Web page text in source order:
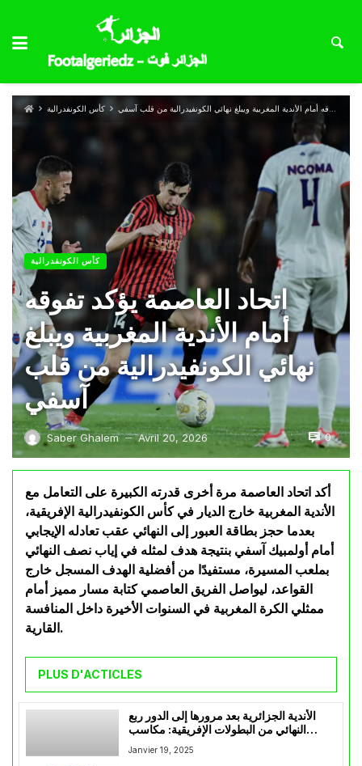
كأس الكونفدرالية اتحاد العاصمة يؤكد تفوقه أمام الأندية المغربية ويبلغ نهائي الكونفيدرالية من قلب آسفي
كأس الكونفدرالية
اتحاد العاصمة يؤكد تفوقه
أمام الأندية المغربية ويبلغ
نهائي الكونفيدرالية من قلب
آسفي
Saber Ghalem — Avril 20, 2026 0
أكد اتحاد العاصمة مرة أخرى قدرته الكبيرة على التعامل مع
الأندية المغربية خارج الديار في كأس الكونفيدرالية الإفريقية،
بعدما حجز بطاقة العبور إلى النهائي عقب تعادله الإيجابي
أمام أولمبيك آسفي بنتيجة هدف لمثله في إياب نصف النهائي
بملعب المسيرة، مستفيدًا من أفضلية الهدف المسجل خارج
القواعد، ليواصل الفريق العاصمي كتابة مسار مميز أمام
ممثلي الكرة المغربية في السنوات الأخيرة داخل المنافسة
القارية.
PLUS D'ACTICLES
الأندية الجزائرية بعد مرورها إلى الدور ربع
النهائي من البطولات الإفريقية: مكاسب
رياضية وعوائد مالية مرتقبة
Janvier 19, 2025